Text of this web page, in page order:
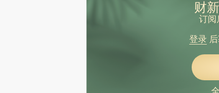
财
订阅
登录后